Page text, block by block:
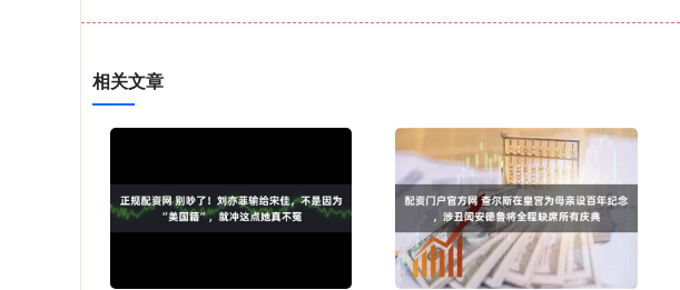
相关文章